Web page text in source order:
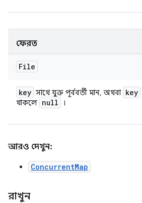
ফেরত
File
key সাথে যুক্ত পূর্ববর্তী মান, অথবা key
থাকলে null ।
আরও দেখুন:
ConcurrentMap
রাখুন